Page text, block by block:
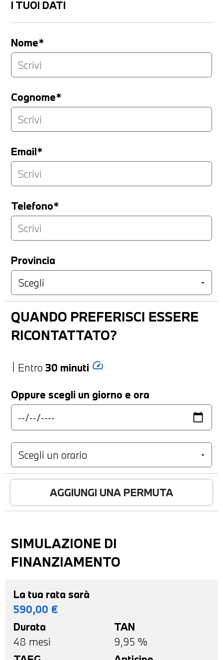
I TUOI DATI
Nome*
Cognome*
Email*
Telefono*
Provincia
QUANDO PREFERISCI ESSERE
RICONTATTATO?
Entro 30 minuti speed
Oppure scegli un giorno e ora
AGGIUNGI UNA PERMUTA
SIMULAZIONE DI
FINANZIAMENTO
La tua rata sarà
590,00 €
Durata
48 mesi
TAN
9,95 %